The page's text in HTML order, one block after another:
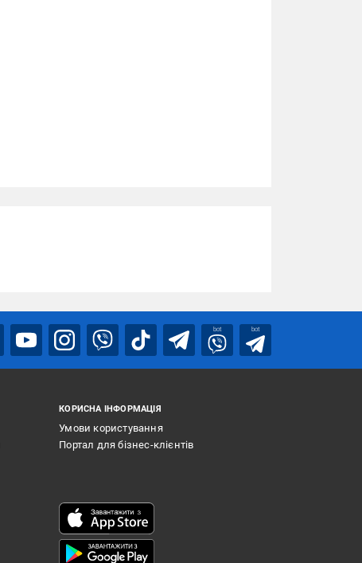
bot bot
КОРИСНА ІНФОРМАЦІЯ
Умови користування
Портал для бізнес-клієнтів